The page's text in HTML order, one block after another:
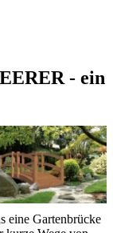
- ein
eine Gartenbrücke